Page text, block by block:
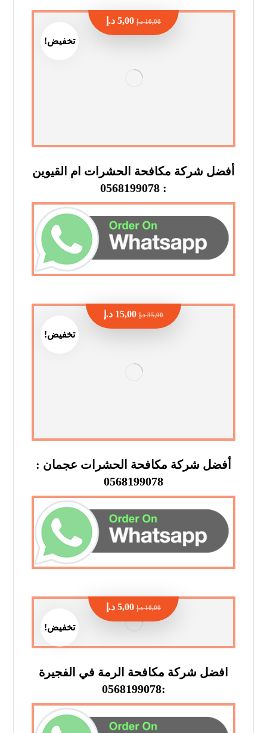
تخفيض!
أفضل شركة مكافحة الحشرات ام القيوين
: 0568199078
10,00 د.إ 5,00 د.إ
تخفيض!
أفضل شركة مكافحة الحشرات عجمان :
0568199078
35,00 د.إ 15,00 د.إ
تخفيض!
افضل شركة مكافحة الرمة في الفجيرة
:0568199078
10,00 د.إ 5,00 د.إ